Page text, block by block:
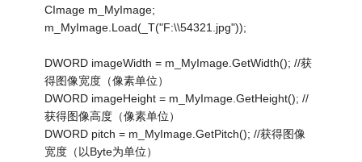
CImage m_MyImage;
m_MyImage.Load(_T("F:\\54321.jpg"));
DWORD imageWidth = m_MyImage.GetWidth(); //获
得图像宽度（像素单位）
DWORD imageHeight = m_MyImage.GetHeight(); //
获得图像高度（像素单位）
DWORD pitch = m_MyImage.GetPitch(); //获得图像
宽度（以Byte为单位）